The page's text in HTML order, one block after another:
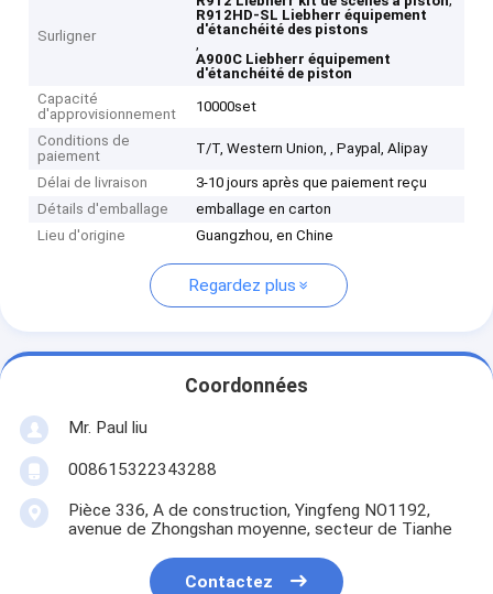
Surligner
R912HD-SL Liebherr équipement
d'étanchéité des pistons
,
A900C Liebherr équipement
d'étanchéité de piston
Capacité
d'approvisionnement
10000set
Conditions de
paiement
T/T, Western Union, , Paypal, Alipay
Délai de livraison
3-10 jours après que paiement reçu
Détails d'emballage
emballage en carton
Lieu d'origine
Guangzhou, en Chine
Regardez plus
Coordonnées
Mr. Paul liu
008615322343288
Pièce 336, A de construction, Yingfeng NO1192,
avenue de Zhongshan moyenne, secteur de Tianhe
Contactez